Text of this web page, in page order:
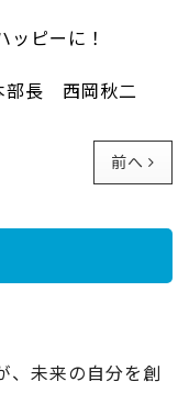
ッピーに！
部長 西岡秋二
前へ
、未来の自分を創